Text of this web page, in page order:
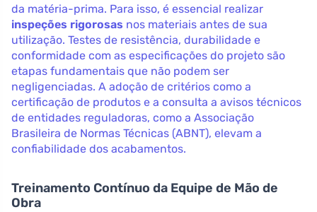
da matéria-prima. Para isso, é essencial realizar
inspeções rigorosas nos materiais antes de sua
utilização. Testes de resistência, durabilidade e
conformidade com as especificações do projeto são
etapas fundamentais que não podem ser
negligenciadas. A adoção de critérios como a
certificação de produtos e a consulta a avisos técnicos
de entidades reguladoras, como a Associação
Brasileira de Normas Técnicas (ABNT), elevam a
confiabilidade dos acabamentos.
Treinamento Contínuo da Equipe de Mão de
Obra